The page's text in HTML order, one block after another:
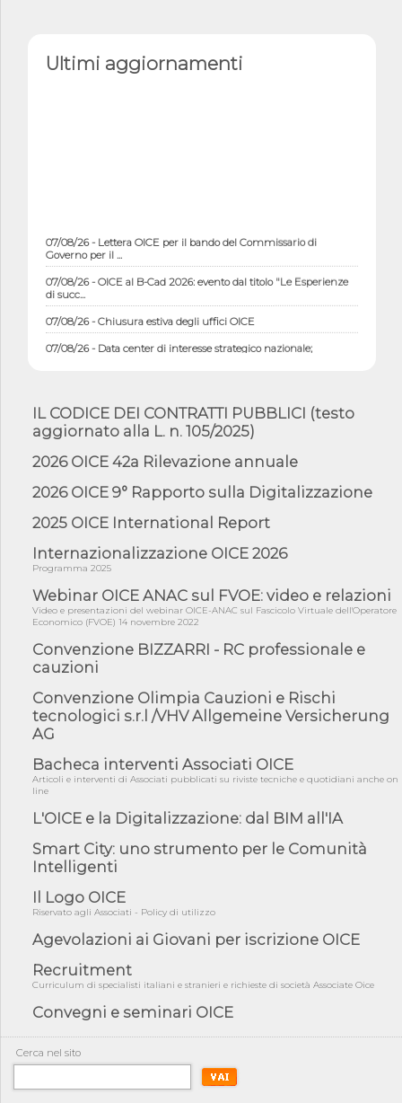
Ultimi aggiornamenti
07/08/26 - Lettera OICE per il bando del Commissario di
Governo per il ...
07/08/26 - OICE al B-Cad 2026: evento dal titolo "Le Esperienze
di succ...
07/08/26 - Chiusura estiva degli uffici OICE
07/08/26 - Data center di interesse strategico nazionale;
interventi pe...
07/08/26 - Ponte sullo Stretto di Messina: deliberata la
sussistenza di...
07/08/26 - Tunnel Brennero, dal Cipess via libera al quinto lotto
06/08/26 - Istat, produzione industriale in calo dell'1% a giugno,
su a...
con ...
riqualificazione sism...
06/08/26 - CdM: approvato il d.lgs. di adeguamento all’AI Act in
06/08/26 - DDL delegazione europea in Cdm per recepimento
norme UE in m...
05/08/26 - DL Infrastrutture e PNRR è legge: approvata oggi la
fiducia...
05/08/26 - Focus OICE sul DDL di riforma della responsabilità
05/08/26 - Anac: pubblicata la Relazione illustrativa al Bando tipo
2 s...
05/08/26 - SAVE THE DATE: Assemblea Pubblica Confindustria
05/08/26 - Successo OICE per il bando della Città metropolitana
di Reg...
05/08/26 - Lettera OICE per il bando della Giunta Regionale della
Campa...
04/08/26 - DL PA: previste cancellazioni da elenchi professionisti
per ...
04/08/26 - International Sustainable Buildings Competition -
COP31, An...
04/08/26 - CdS, project financing: progetto di fattibilità da
04/08/26 - Rapporto Anac corruzione 2020-2026: procedimenti
penali per ...
IL CODICE DEI CONTRATTI PUBBLICI (testo
aggiornato alla L. n. 105/2025)
2026 OICE 42a Rilevazione annuale
2026 OICE 9° Rapporto sulla Digitalizzazione
2025 OICE International Report
Internazionalizzazione OICE 2026
Programma 2025
Webinar OICE ANAC sul FVOE: video e relazioni
Video e presentazioni del webinar OICE-ANAC sul Fascicolo Virtuale dell'Operatore
Economico (FVOE) 14 novembre 2022
Convenzione BIZZARRI - RC professionale e
cauzioni
Convenzione Olimpia Cauzioni e Rischi
tecnologici s.r.l /VHV Allgemeine Versicherung
AG
Bacheca interventi Associati OICE
Articoli e interventi di Associati pubblicati su riviste tecniche e quotidiani anche on
line
L'OICE e la Digitalizzazione: dal BIM all'IA
Smart City: uno strumento per le Comunità
Intelligenti
Il Logo OICE
Riservato agli Associati - Policy di utilizzo
Agevolazioni ai Giovani per iscrizione OICE
Recruitment
Curriculum di specialisti italiani e stranieri e richieste di società Associate Oice
Convegni e seminari OICE
Cerca nel sito